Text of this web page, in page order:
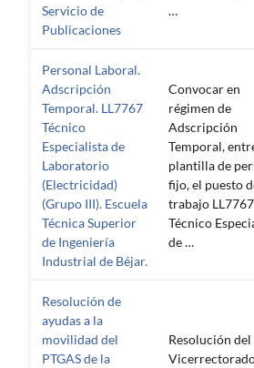
Servicio de
Publicaciones
…
Personal Laboral.
Adscripción
Temporal. LL7767
Técnico
Especialista de
Laboratorio
(Electricidad)
(Grupo III). Escuela
Técnica Superior
de Ingeniería
Industrial de Béjar.
Convocar en
régimen de
Adscripción
Temporal,
plantilla de
fijo, el puesto
trabajo LL7767
Técnico
de …
Resolución de
ayudas a la
movilidad del
PTGAS de la
Resolución del